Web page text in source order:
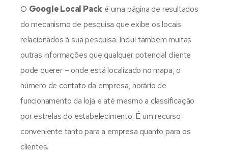
O Google Local Pack é uma página de resultados
do mecanismo de pesquisa que exibe os locais
relacionados à sua pesquisa. Inclui também muitas
outras informações que qualquer potencial cliente
pode querer – onde está localizado no mapa, o
número de contato da empresa, horário de
funcionamento da loja e até mesmo a classificação
por estrelas do estabelecimento. É um recurso
conveniente tanto para a empresa quanto para os
clientes.